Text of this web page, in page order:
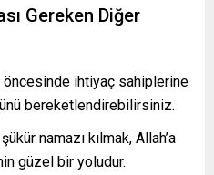
Gereken Diğer
öncesinde ihtiyaç sahiplerine
bereketlendirebilirsiniz.
namazı kılmak, Allah’a
güzel bir yoludur.